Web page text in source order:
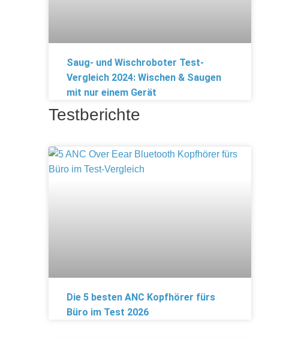
Saug- und Wischroboter Test-
Vergleich 2024: Wischen & Saugen
mit nur einem Gerät
Testberichte
Die 5 besten ANC Kopfhörer fürs
Büro im Test 2026